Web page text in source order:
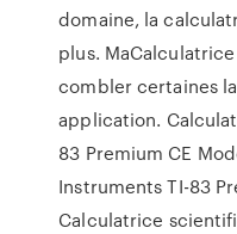
domaine, la
plus.
combler certaines
application.
83 Premium CE
Instruments TI-83
Calculatrice